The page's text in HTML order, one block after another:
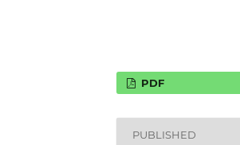
PDF
PUBLISHED